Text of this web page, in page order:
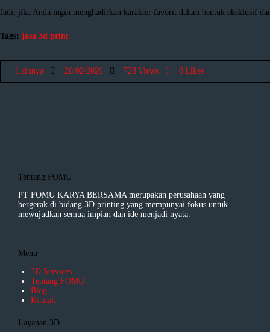
Jadi, jika Anda ingin menghadirkan karakter favorit dalam bentuk eksklusif
Tags: jasa 3d print
Lainnya 26/02/2026 728 Views 0 Likes
Tentang FOMU
PT FOMU KARYA BERSAMA merupakan perusahaan yang
bergerak di bidang 3D printing yang mempunyai fokus untuk
mewujudkan semua impian dan ide menjadi nyata.
Menu
3D Services
Tentang FOMU
Blog
Kontak
Layanan 3D